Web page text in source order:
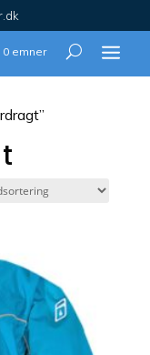
0 emner